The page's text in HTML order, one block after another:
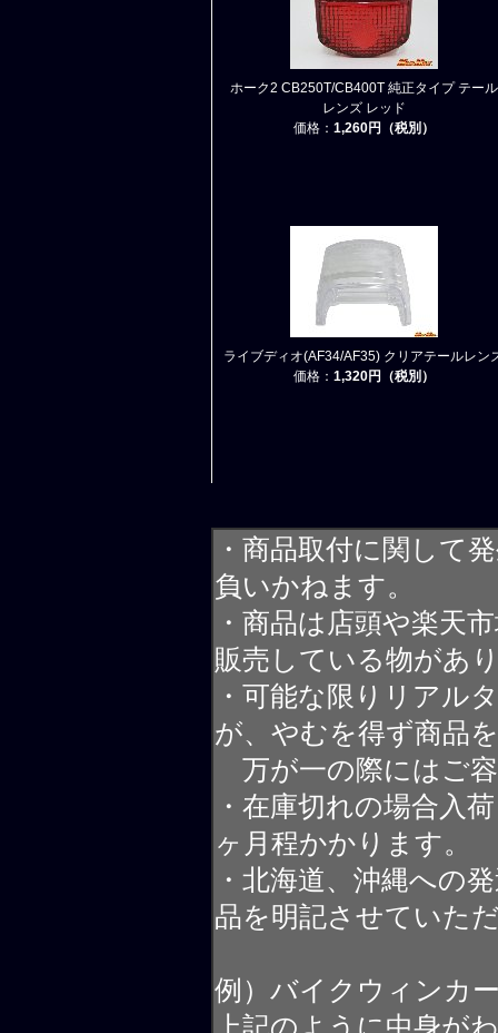
ホーク2 CB250T/CB400T 純正タイプ テール
レンズ レッド
価格： 1,260円（税別）
ライブディオ(AF34/AF35) クリアテールレン
価格： 1,320円（税別）
・商品取付に関して
負いかねます。
・商品は店頭や楽天
販売している物があ
・可能な限りリアル
が、やむを得ず商品
万が一の際にはご
・在庫切れの場合入
ヶ月程かかります。
・北海道、沖縄への
品を明記させていた
例）バイクウィンカ